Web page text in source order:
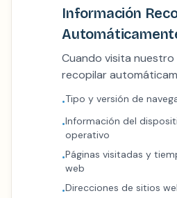
Información
Cuando visita
recopilar
•Tipo y versión de
•Información del
operativo
•Páginas visitadas y
web
•Direcciones de sitios